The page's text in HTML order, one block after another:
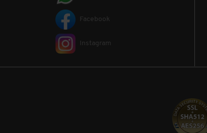
Facebook
Instagram